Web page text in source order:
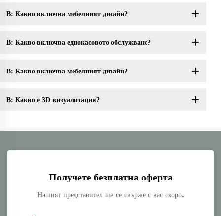
В: Какво включва мебелният дизайн?
В: Какво включва еднокасовото обслужване?
В: Какво включва мебелният дизайн?
В: Какво е 3D визуализация?
Получете безплатна оферта
Нашият представител ще се свърже с вас скоро.